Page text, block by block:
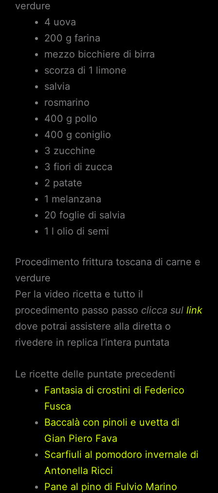
verdure
4 uova
200 g farina
mezzo bicchiere di birra
scorza di 1 limone
salvia
rosmarino
400 g pollo
400 g coniglio
3 zucchine
3 fiori di zucca
2 patate
1 melanzana
20 foglie di salvia
1 l olio di semi
Procedimento frittura toscana di carne e
verdure
Per la video ricetta e tutto il
procedimento passo passo clicca sul link
dove potrai assistere alla diretta o
rivedere in replica l’intera puntata
Le ricette delle puntate precedenti
Fantasia di crostini di Federico
Fusca
Baccalà con pinoli e uvetta di
Gian Piero Fava
Scarfiuli al pomodoro invernale di
Antonella Ricci
Pane al pino di Fulvio Marino